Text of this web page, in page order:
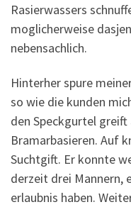
Rasierwassers
moglicherweise
nebensachlich.
Hinterher spure
so wie die kunden
den Speckgurtel
Bramarbasieren. Auf
Suchtgift. Er konnte
derzeit drei Mannern,
erlaubnis haben.